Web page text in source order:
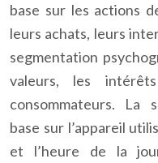
base sur les actions
leurs achats, leurs
segmentation
valeurs, les
consommateurs. La
base sur l’appareil
et l’heure de la